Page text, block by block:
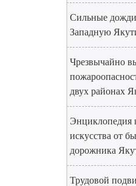
Сильные
Западную
Чрезвычайно
двух районах
Энциклопедия
искусства от
дорожника
Трудовой